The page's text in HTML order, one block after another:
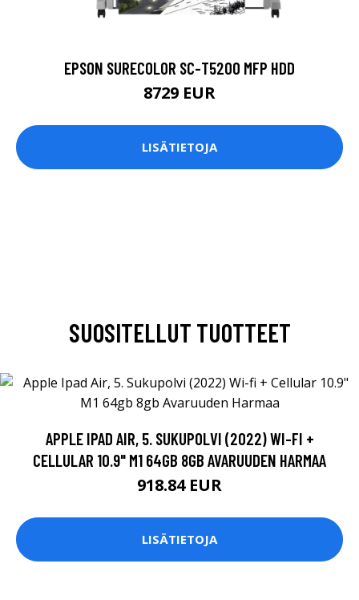
EPSON SURECOLOR SC-T5200 MFP HDD
8729 EUR
LISÄTIETOJA
SUOSITELLUT TUOTTEET
APPLE IPAD AIR, 5. SUKUPOLVI (2022) WI-FI +
CELLULAR 10.9" M1 64GB 8GB AVARUUDEN HARMAA
918.84 EUR
LISÄTIETOJA